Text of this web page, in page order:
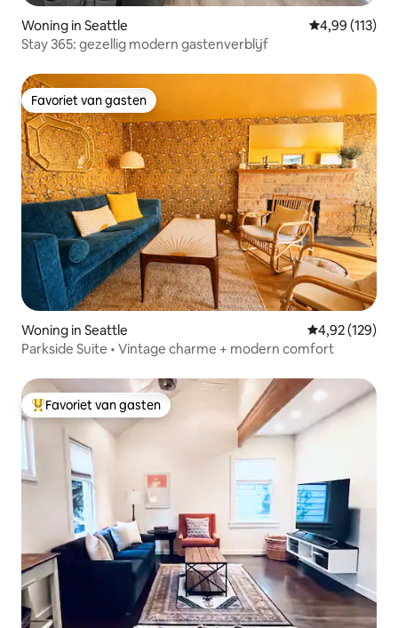
Woning in Seattle Gemiddelde
4,99 (113)
Stay 365: gezellig modern gastenverblijf
Favoriet van gasten
Favoriet van gasten
Woning in Seattle Gemiddelde
4,92 (129)
Parkside Suite • Vintage charme + modern comfort
Topfavoriet van gasten
Favoriet van gasten